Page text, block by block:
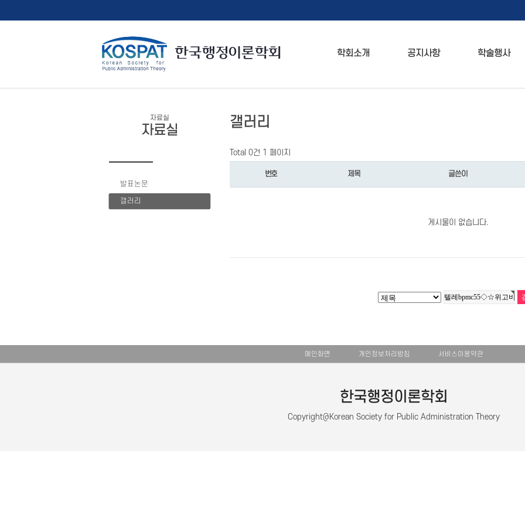
학회소개 공지사항 학술행사
자료실
자료실
발표논문
갤러리
갤러리
Total 0건 1 페이지
번호 제목 글쓴이
게시물이 없습니다.
메인화면 개인정보처리방침 서비스이용약관
한국행정이론학회
Copyright@Korean Society for Public Administration Theory